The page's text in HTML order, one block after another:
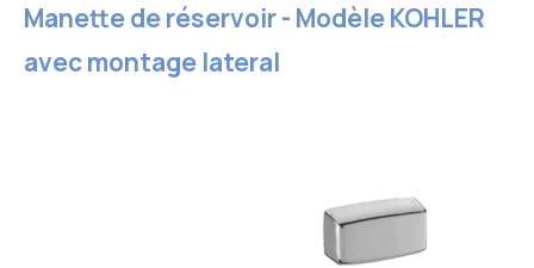
Manette de réservoir - Modèle KOHLER
avec montage lateral